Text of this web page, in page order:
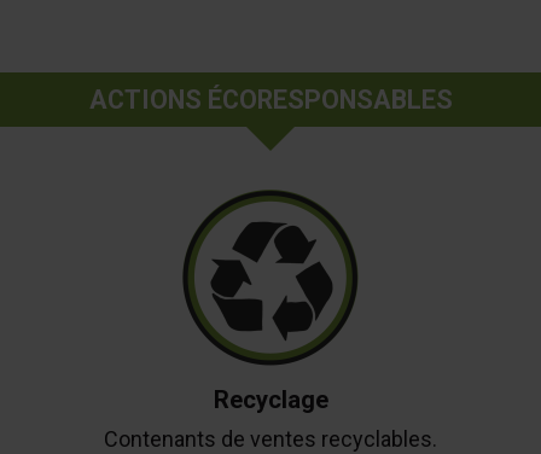
ACTIONS ÉCORESPONSABLES
Recyclage
Contenants de ventes recyclables.